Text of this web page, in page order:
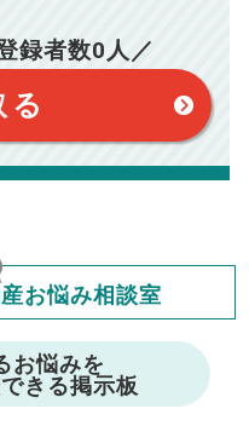
方式で試算しています。
て計算しております。
全期間で金利が変わらない設
借り入れを保証するものでは
方の、いかなる損害について
関にご相談ください。
ジでは
算もできます
＋消費税）
録者数0 人／
る
お悩み相談室
お悩みを
きる掲示板